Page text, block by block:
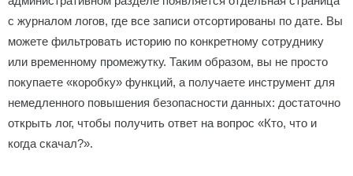
с журналом логов, где все записи отсортированы по дате. Вы
можете фильтровать историю по конкретному сотруднику
или временному промежутку. Таким образом, вы не просто
покупаете «коробку» функций, а получаете инструмент для
немедленного повышения безопасности данных: достаточно
открыть лог, чтобы получить ответ на вопрос «Кто, что и
когда скачал?».